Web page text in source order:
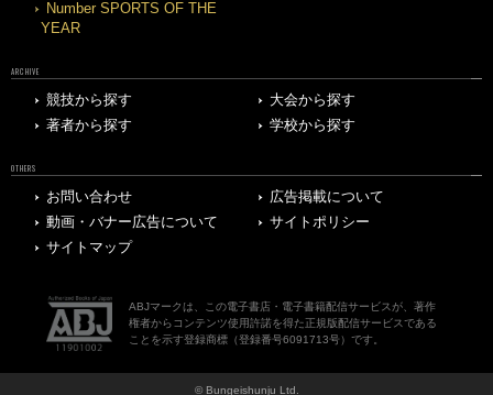
Number SPORTS OF THE
YEAR
ARCHIVE
競技から探す
大会から探す
著者から探す
学校から探す
OTHERS
お問い合わせ
広告掲載について
動画・バナー広告について
サイトポリシー
サイトマップ
ABJマークは、この電子書店・電子書籍配信サービスが、著作
権者からコンテンツ使用許諾を得た正規版配信サービスである
ことを示す登録商標（登録番号6091713号）です。
© Bungeishunju Ltd.